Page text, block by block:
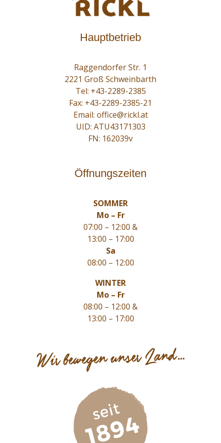
Hauptbetrieb
Raggendorfer Str. 1
2221 Groß Schweinbarth
Tel: +43-2289-2385
Fax: +43-2289-2385-21
Email: office@rickl.at
UID: ATU43171303
FN: 162039v
Öffnungszeiten
SOMMER
Mo – Fr
07:00 – 12:00 &
13:00 – 17:00
Sa
08:00 – 12:00
WINTER
Mo – Fr
08:00 – 12:00 &
13:00 – 17:00